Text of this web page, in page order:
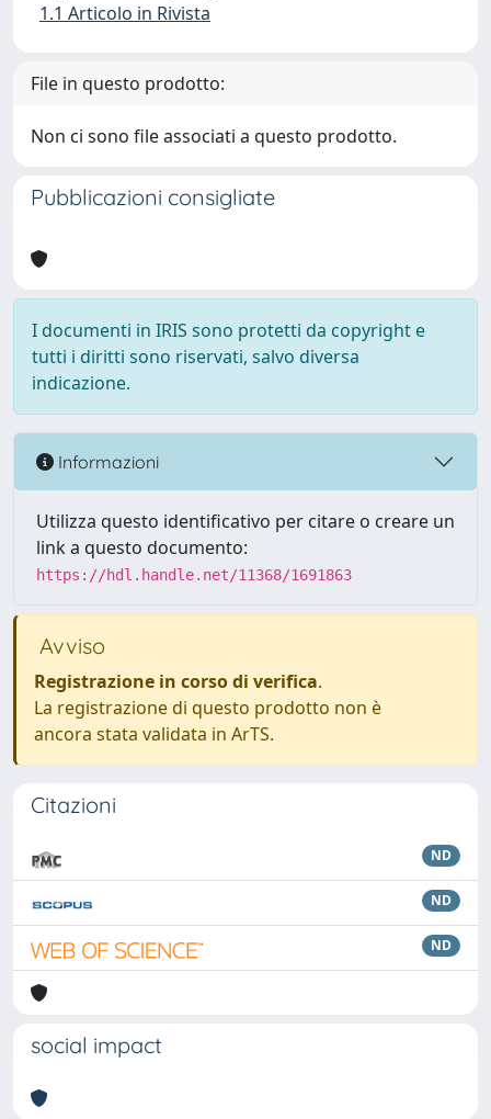
1.1 Articolo in Rivista
File in questo prodotto:
Non ci sono file associati a questo prodotto.
Pubblicazioni consigliate
I documenti in IRIS sono protetti da copyright e
tutti i diritti sono riservati, salvo diversa
indicazione.
Informazioni
Utilizza questo identificativo per citare o creare un
link a questo documento:
https://hdl.handle.net/11368/1691863
Avviso
Registrazione in corso di verifica.
La registrazione di questo prodotto non è
ancora stata validata in ArTS.
Citazioni
ND
ND
ND
social impact